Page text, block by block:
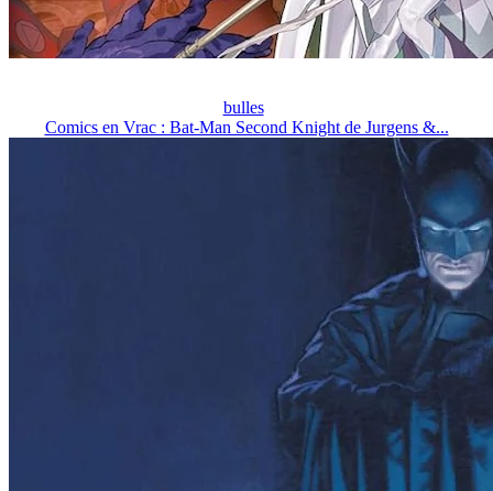
bulles
Comics en Vrac : Bat-Man Second Knight de Jurgens &...